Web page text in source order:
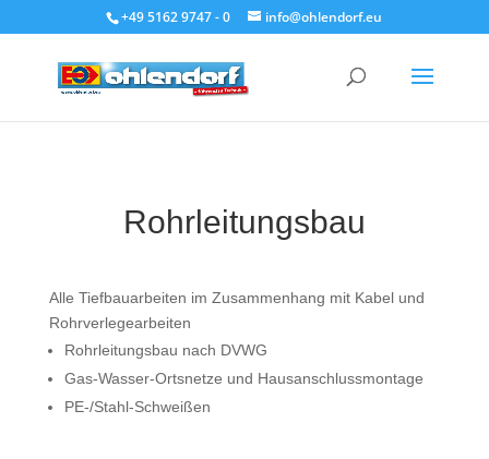
+49 5162 9747 - 0 info@ohlendorf.eu
Rohrleitungsbau
Alle Tiefbauarbeiten im Zusammenhang mit Kabel und
Rohrverlegearbeiten
Rohrleitungsbau nach DVWG
Gas-Wasser-Ortsnetze und Hausanschlussmontage
PE-/Stahl-Schweißen